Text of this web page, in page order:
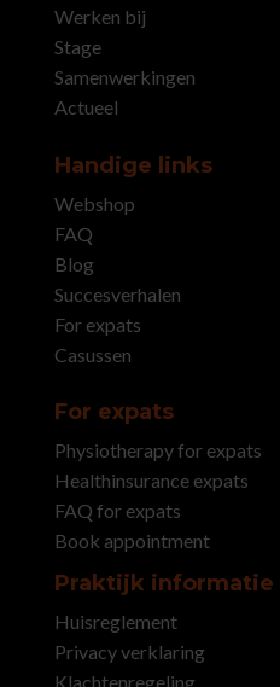
Werken bij
Stage
Samenwerkingen
Actueel
Handige links
Webshop
FAQ
Blog
Succesverhalen
For expats
Casussen
For expats
Physiotherapy for expats
Healthinsurance expats
FAQ for expats
Book appointment
Praktijk informatie
Huisreglement
Privacy verklaring
Klachtenregeling